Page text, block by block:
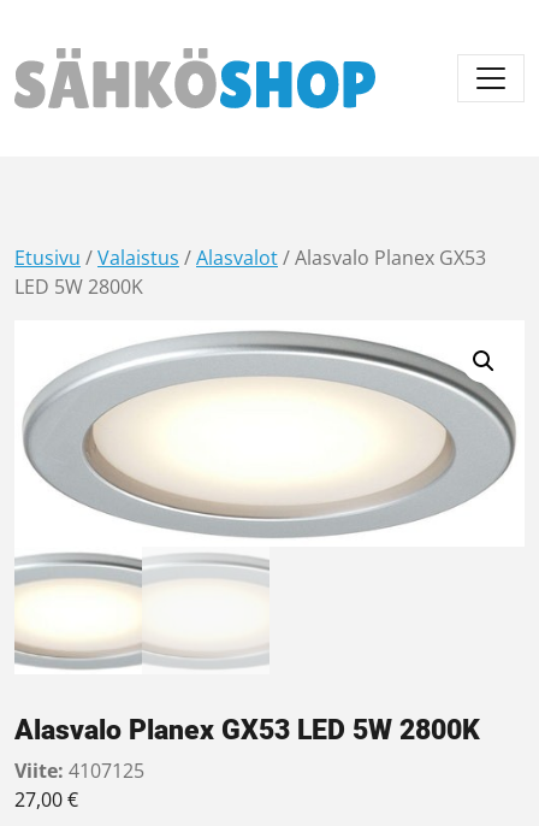
Päävalikko
Etusivu /Valaistus /Alasvalot/ Alasvalo Planex GX53
LED 5W 2800K
Alasvalo Planex GX53 LED 5W 2800K
Viite: 4107125
27,00€